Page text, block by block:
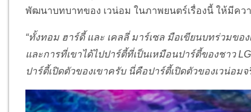
พัฒนาบทบาทของ เวน่อม ในภาพยนตร์เรื่องนี้ ให้มีค
“ทั้งทอม ฮาร์ดี้ และ เคลลี่ มาร์เซล มือเขียนบทร่วมขอ
และการที่เขาได้ไปปาร์ตี้ที่เป็นเหมือนปาร์ตี้ของชาว
ปาร์ตี้เปิดตัวของเขาครับ นี่คือปาร์ตี้เปิดตัวของเวน่อมจ